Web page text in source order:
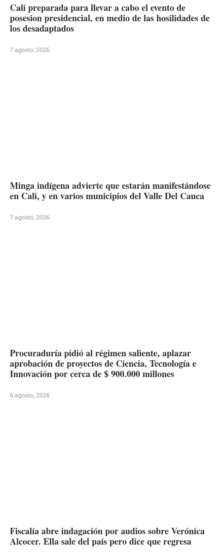
Cali preparada para llevar a cabo el evento de
posesion presidencial, en medio de las hosilidades de
los desadaptados
7 agosto, 2026
Minga indígena advierte que estarán manifestándose
en Cali, y en varios municipios del Valle Del Cauca
7 agosto, 2026
Procuraduría pidió al régimen saliente, aplazar
aprobación de proyectos de Ciencia, Tecnología e
Innovación por cerca de $ 900.000 millones
6 agosto, 2026
Fiscalía abre indagación por audios sobre Verónica
Alcocer. Ella sale del país pero dice que regresa